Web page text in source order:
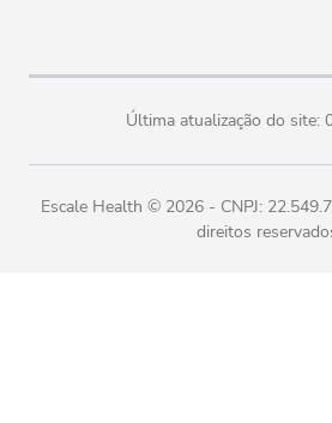
Última atualização do site:
Escale Health © 2026- CNPJ:
direitos